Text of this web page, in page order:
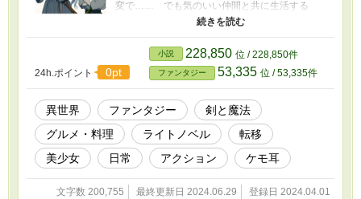
変で…… でも気のいい仲間と共に生活する
と、幻想の動物や魔物、剣と魔法の世界で、見
い！ そして見ているだけですべてが完結って
本当ですか！？ 注意）本作では主人公のチー
トスキルによる無双は登場しません。 第１部完
了。 物語はまだ続きます。 鋭意執筆中で御座い
ます。 ◆皆様からのご支援を頂き感謝しており
ます。◆ いいね や エール機能は非常に有難く、
モチベーションの向上につながります。 誤字脱
字や指摘に関しては近況ボード等でご指摘いた
だけますと幸いです。
24h.ポイント 0pt
小説 228,850 位 / 228,850件
ファンタジー 53,335 位 / 53,335件
異世界 ファンタジー
剣と魔法
グルメ・料理
ライトノベル
転移
美少女
日常 アクション ケモ耳
文字数 200,755 最終更新日 2024.06.29 登録日 2024.04.01